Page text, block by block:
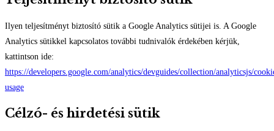
Ilyen teljesítményt biztosító sütik a Google Analytics sütijei is. A Google
Analytics sütikkel kapcsolatos további tudnivalók érdekében kérjük,
kattintson ide:
https://developers.google.com/analytics/devguides/collection/analyticsjs/
usage
Célzó- és hirdetési sütik